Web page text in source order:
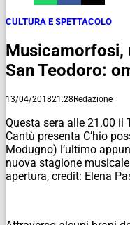
CULTURA E SPETTACOLO
Musicamorfosi,
San Teodoro:
13/04/201821:28Redazione
Questa sera alle 21.00 il
Cantù presenta C’hio
Modugno) l’ultimo
nuova stagione
apertura, credit: Elena